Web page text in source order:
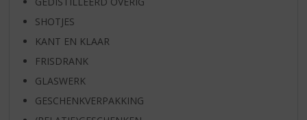
SHOTJES
KANT EN KLAAR
FRISDRANK
GLASWERK
GESCHENKVERPAKKING